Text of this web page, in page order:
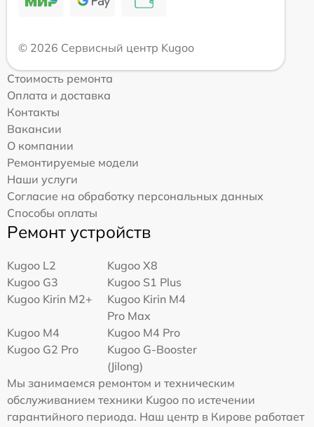
© 2026 Сервисный центр Kugoo
Стоимость ремонта
Оплата и доставка
Контакты
Вакансии
О компании
Ремонтируемые модели
Наши услуги
Согласие на обработку персональных данных
Способы оплаты
Ремонт устройств
Kugoo L2
Kugoo X8
Kugoo G3
Kugoo S1 Plus
Kugoo Kirin M2+
Kugoo Kirin M4
Pro Max
Kugoo M4
Kugoo M4 Pro
Kugoo G2 Pro
Kugoo G-Booster
(Jilong)
Мы занимаемся ремонтом и техническим
обслуживанием техники Kugoo по истечении
гарантийного периода. Наш центр в Кирове работает